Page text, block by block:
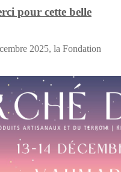
pour cette belle
2025, la Fondation